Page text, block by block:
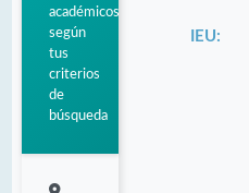
académicos
según
tus
criterios
de
búsqueda
IEU: